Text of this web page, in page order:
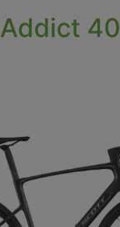
Addict 40